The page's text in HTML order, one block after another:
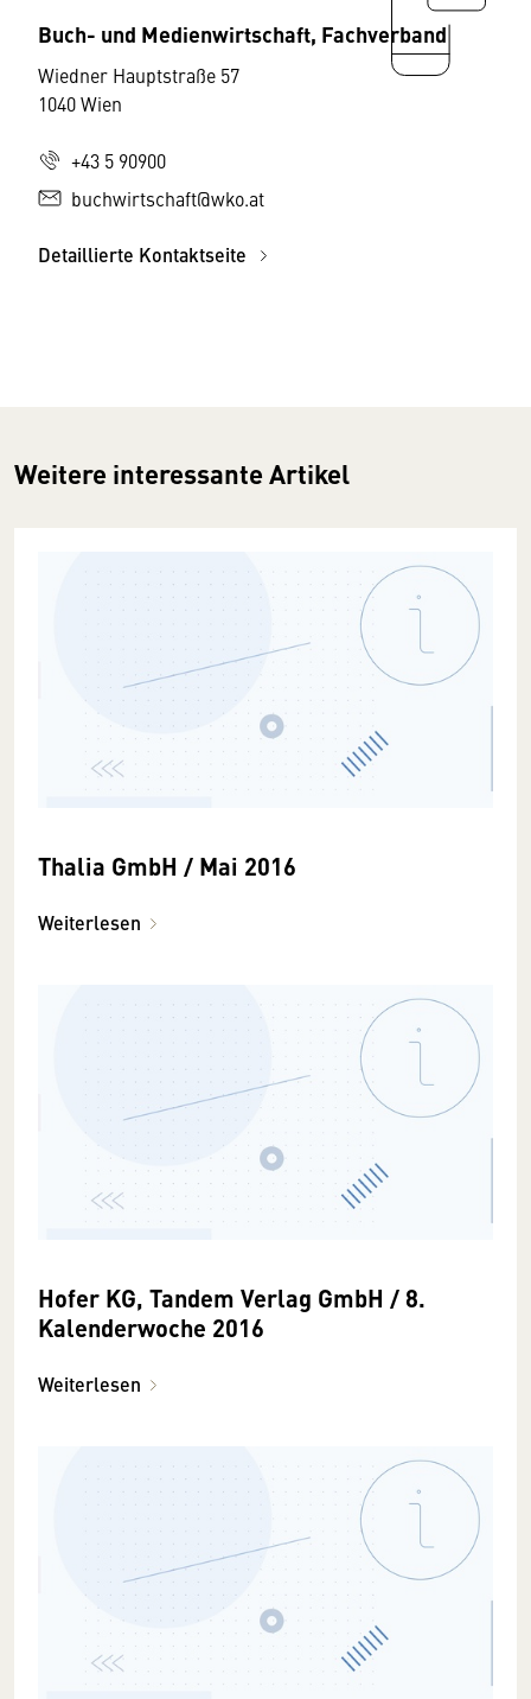
Buch- und Medienwirtschaft, Fachverband
Wiedner Hauptstraße 57
1040 Wien
+43 5 90900
buchwirtschaft@wko.at
Detaillierte Kontaktseite
Weitere interessante Artikel
Thalia GmbH / Mai 2016
Weiterlesen
Hofer KG, Tandem Verlag GmbH / 8.
Kalenderwoche 2016
Weiterlesen